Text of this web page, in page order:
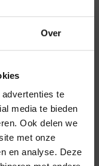
Over
te
media te bieden
Ook delen we
met onze
en analyse. Deze
×